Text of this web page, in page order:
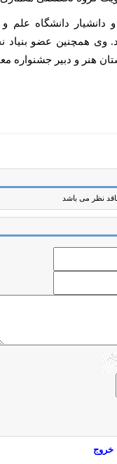
و دانشیار دانشگاه
وی همچنین عضو
هنر و دبیر جشنواره
نظر می باشد
خروج